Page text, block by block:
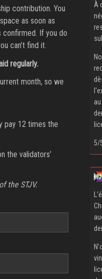
contribution. You
as soon as
confirmed. If you do
can’t find it.
regularly.
month, so we
pay 12 times the
the validators’
the STJV.
À
5/